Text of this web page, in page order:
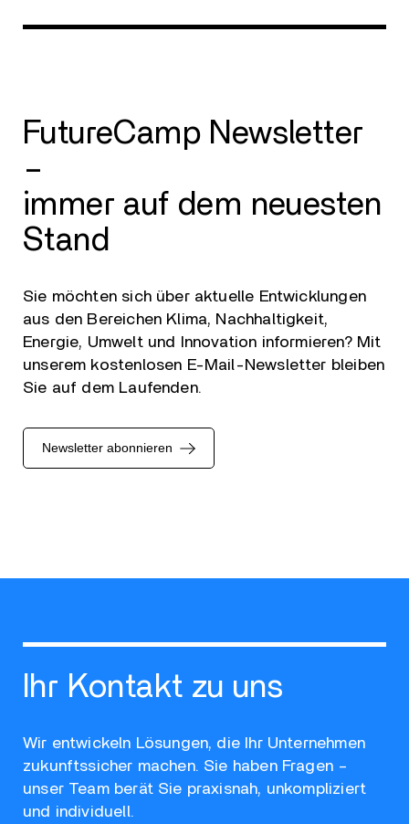
FutureCamp Newsletter
–
immer auf dem neuesten
Stand
Sie möchten sich über aktuelle Entwicklungen
aus den Bereichen Klima, Nachhaltigkeit,
Energie, Umwelt und Innovation informieren? Mit
unserem kostenlosen E-Mail-Newsletter bleiben
Sie auf dem Laufenden.
Newsletter abonnieren
Ihr Kontakt zu uns
Wir entwickeln Lösungen, die Ihr Unternehmen
zukunftssicher machen. Sie haben Fragen –
unser Team berät Sie praxisnah, unkompliziert
und individuell.